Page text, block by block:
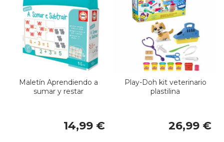
Maletín Aprendiendo a
sumar y restar
14,99 €
Play-Doh kit veterinario
plastilina
26,99 €